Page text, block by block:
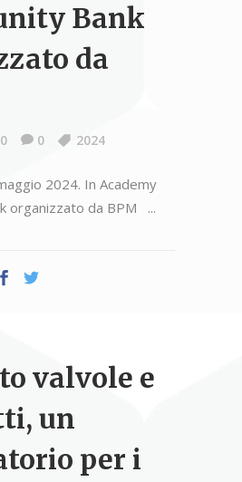
Bank
da
0 0 2024
2024. In Academy
organizzato da BPM
valvole e
un
per i